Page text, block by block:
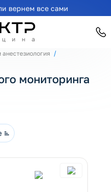
вернем все сами
мониторинга